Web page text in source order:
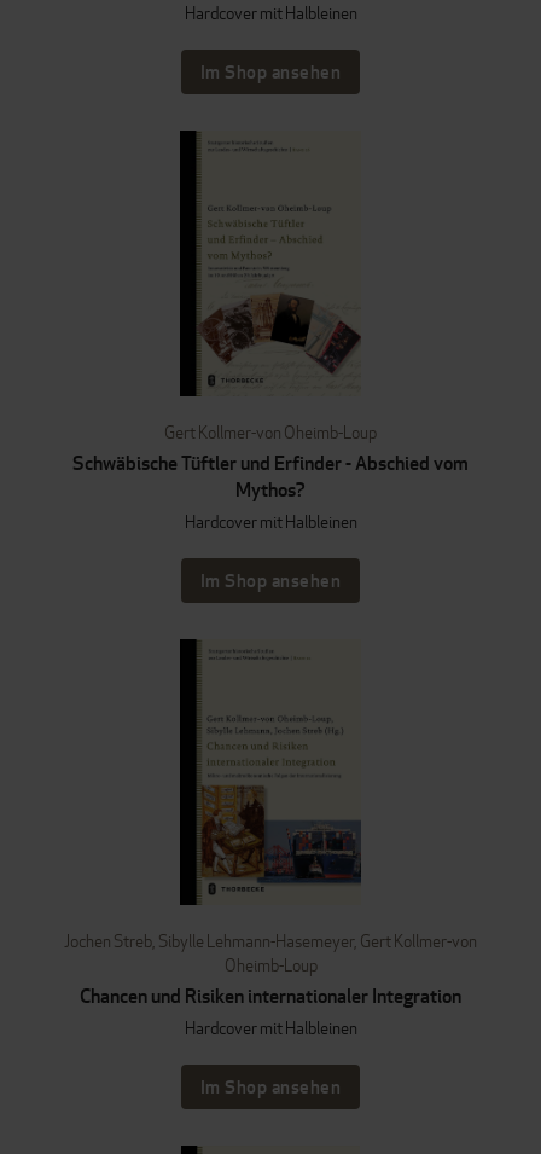
Hardcover mit Halbleinen
Im Shop ansehen
Gert Kollmer-von Oheimb-Loup
Schwäbische Tüftler und Erfinder - Abschied vom
Mythos?
Hardcover mit Halbleinen
Im Shop ansehen
Jochen Streb, Sibylle Lehmann-Hasemeyer, Gert Kollmer-von
Oheimb-Loup
Chancen und Risiken internationaler Integration
Hardcover mit Halbleinen
Im Shop ansehen